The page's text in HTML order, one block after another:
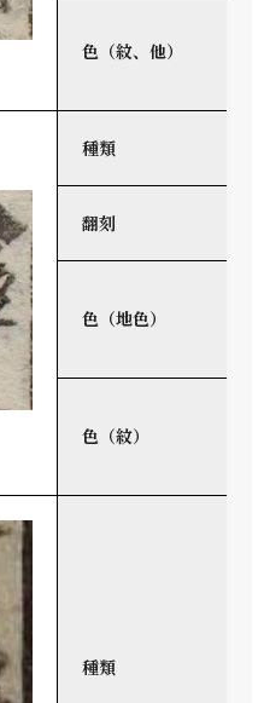
色（紋、他）
種類
翻刻
色（地色）
色（紋）
種類